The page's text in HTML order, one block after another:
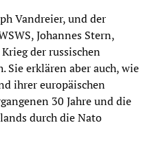
Vandreier, und der
Johannes Stern,
der russischen
Sie erklären aber auch, wie
ihrer europäischen
30 Jahre und die
durch die Nato